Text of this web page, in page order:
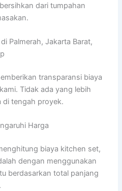
dari tumpahan
Palmerah, Jakarta Barat,
transparansi biaya
Tidak ada yang lebih
di tengah proyek.
Harga
biaya kitchen set,
dengan menggunakan
berdasarkan total panjang